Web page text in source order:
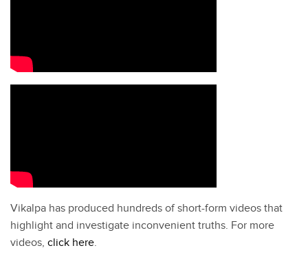
Vikalpa has produced hundreds of short-form videos that
highlight and investigate inconvenient truths. For more
videos, click here.